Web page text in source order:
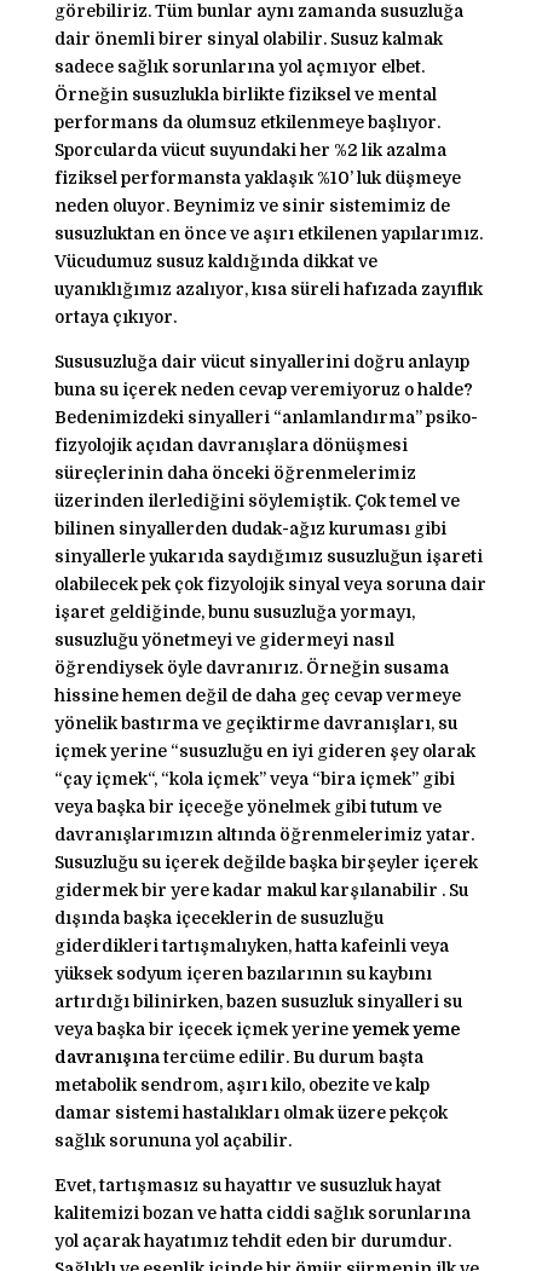
görebiliriz. Tüm bunlar aynı zamanda susuzluğa
dair önemli birer sinyal olabilir. Susuz kalmak
sadece sağlık sorunlarına yol açmıyor elbet.
Örneğin susuzlukla birlikte fiziksel ve mental
performans da olumsuz etkilenmeye başlıyor.
Sporcularda vücut suyundaki her %2 lik azalma
fiziksel performansta yaklaşık %10’ luk düşmeye
neden oluyor. Beynimiz ve sinir sistemimiz de
susuzluktan en önce ve aşırı etkilenen yapılarımız.
Vücudumuz susuz kaldığında dikkat ve
uyanıklığımız azalıyor, kısa süreli hafızada zayıflık
ortaya çıkıyor.
Sususuzluğa dair vücut sinyallerini doğru anlayıp
buna su içerek neden cevap veremiyoruz o halde?
Bedenimizdeki sinyalleri “anlamlandırma” psiko-
fizyolojik açıdan davranışlara dönüşmesi
süreçlerinin daha önceki öğrenmelerimiz
üzerinden ilerlediğini söylemiştik. Çok temel ve
bilinen sinyallerden dudak-ağız kuruması gibi
sinyallerle yukarıda saydığımız susuzluğun işareti
olabilecek pek çok fizyolojik sinyal veya soruna dair
işaret geldiğinde, bunu susuzluğa yormayı,
susuzluğu yönetmeyi ve gidermeyi nasıl
öğrendiysek öyle davranırız. Örneğin susama
hissine hemen değil de daha geç cevap vermeye
yönelik bastırma ve geçiktirme davranışları, su
içmek yerine “susuzluğu en iyi gideren şey olarak
“çay içmek“, “kola içmek” veya “bira içmek” gibi
veya başka bir içeceğe yönelmek gibi tutum ve
davranışlarımızın altında öğrenmelerimiz yatar.
Susuzluğu su içerek değilde başka birşeyler içerek
gidermek bir yere kadar makul karşılanabilir . Su
dışında başka içeceklerin de susuzluğu
giderdikleri tartışmalıyken, hatta kafeinli veya
yüksek sodyum içeren bazılarının su kaybını
artırdığı bilinirken, bazen susuzluk sinyalleri su
veya başka bir içecek içmek yerineyemek yeme
davranışınatercüme edilir. Bu durum başta
metabolik sendrom, aşırı kilo, obezite ve kalp
damar sistemi hastalıkları olmak üzere pekçok
sağlık sorununa yol açabilir.
Evet, tartışmasız su hayattır ve susuzluk hayat
kalitemizi bozan ve hatta ciddi sağlık sorunlarına
yol açarak hayatımız tehdit eden bir durumdur.